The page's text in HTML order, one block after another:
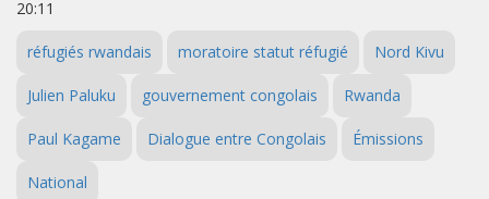
20:11
réfugiés rwandais moratoire statut réfugié Nord Kivu
Julien Paluku gouvernement congolais Rwanda
Paul Kagame Dialogue entre Congolais Émissions
National